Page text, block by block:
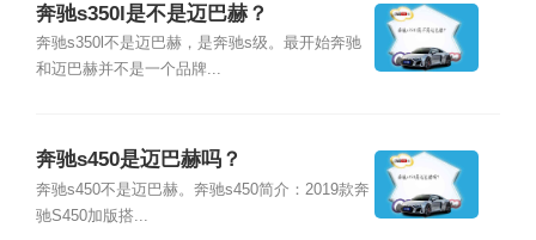
奔驰s350l是不是迈巴赫？
奔驰s350l不是迈巴赫，是奔驰s级。最开始奔驰
和迈巴赫并不是一个品牌...
奔驰s450是迈巴赫吗？
奔驰s450不是迈巴赫。奔驰s450简介：2019款奔
驰S450加版搭...